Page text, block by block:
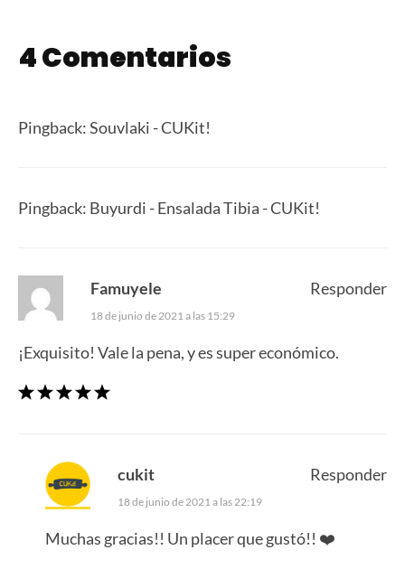
4 Comentarios
Pingback:Souvlaki - CUKit!
Pingback: Buyurdi - Ensalada Tibia - CUKit!
Famuyele
18 de junio de 2021 a las 15:29
¡Exquisito! Vale la pena, y es super económico.
Responder
cukit
18 de junio de 2021 a las 22:19
Muchas gracias!! Un placer que gustó!! ❤️
Responder